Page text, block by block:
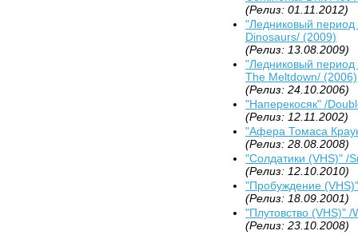
(Релиз: 01.11.2012)
"Ледниковый
Dinosaurs/ (2009)
(Релиз: 13.08.2009)
"Ледниковый период
The Meltdown/ (2006)
(Релиз: 24.10.2006)
"Наперекосяк" /
(Релиз: 12.11.2002)
"Афера Томаса
(Релиз: 28.08.2008)
"Солдатики (VHS)" /
(Релиз: 12.10.2010)
"Пробуждение
(Релиз: 18.09.2001)
"Плутовство (VHS)"
(Релиз: 23.10.2008)